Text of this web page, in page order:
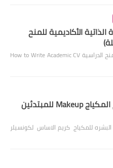
الأكاديمية للمنح
كيفية كتابة السيرة الذاتية الأكاديمية للمنح الدراسية How to Write Academic CV
دورة مجانية تعليم المكياج Makeup للمبتدئين
للمكياج كريم الاساس لكونسيلر